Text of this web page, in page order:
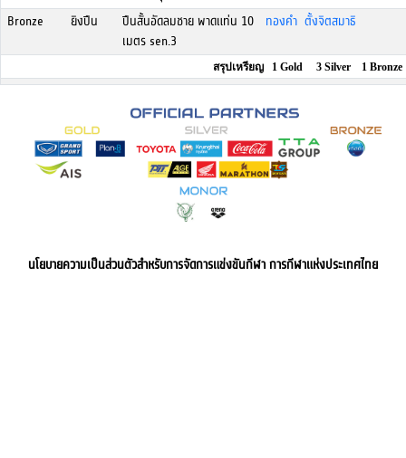
Bronze ยิงปืน
ปืนสั้นอัดลมชาย พาดแท่น 10
เมตร sen.3
ทองคำ ตั้งจิตสมาธิ
สรุปเหรียญ 1 Gold 3 Silver 1 Bronze
นโยบายความเป็นส่วนตัวสำหรับการจัดการแข่งขันกีฬา การกีฬาแห่งประเทศไทย